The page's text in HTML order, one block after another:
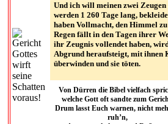
Und ich will meinen zwei Zeugen
werden 1 260 Tage lang,
haben Vollmacht, den Himmel
Regen fällt in den Tagen ihrer
ihr Zeugnis vollendet haben,
Abgrund heraufsteigt, mit ihnen
überwinden und sie töten.
Von Dürren die Bibel vielfach
welche Gott oft sandte zum
Drum lasst Euch warnen, nicht
ruh’n,